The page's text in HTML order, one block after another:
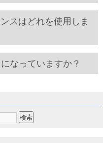
スはどれを使用しま
なっていますか？